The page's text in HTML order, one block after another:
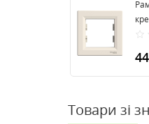
44
Товари зі